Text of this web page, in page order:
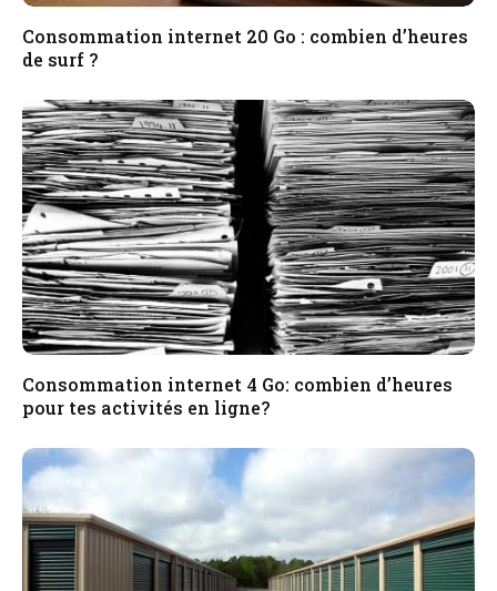
Consommation internet 20 Go : combien d’heures
de surf ?
Consommation internet 4 Go: combien d’heures
pour tes activités en ligne?